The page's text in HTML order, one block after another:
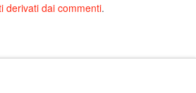
derivati dai commenti.